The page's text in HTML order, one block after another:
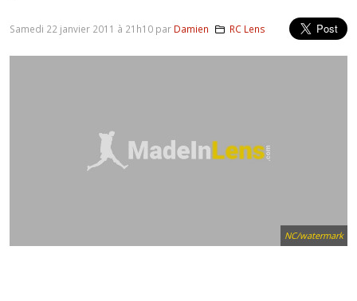
NC/watermark
Samedi 22 janvier 2011 à 21h10 par Damien RC Lens